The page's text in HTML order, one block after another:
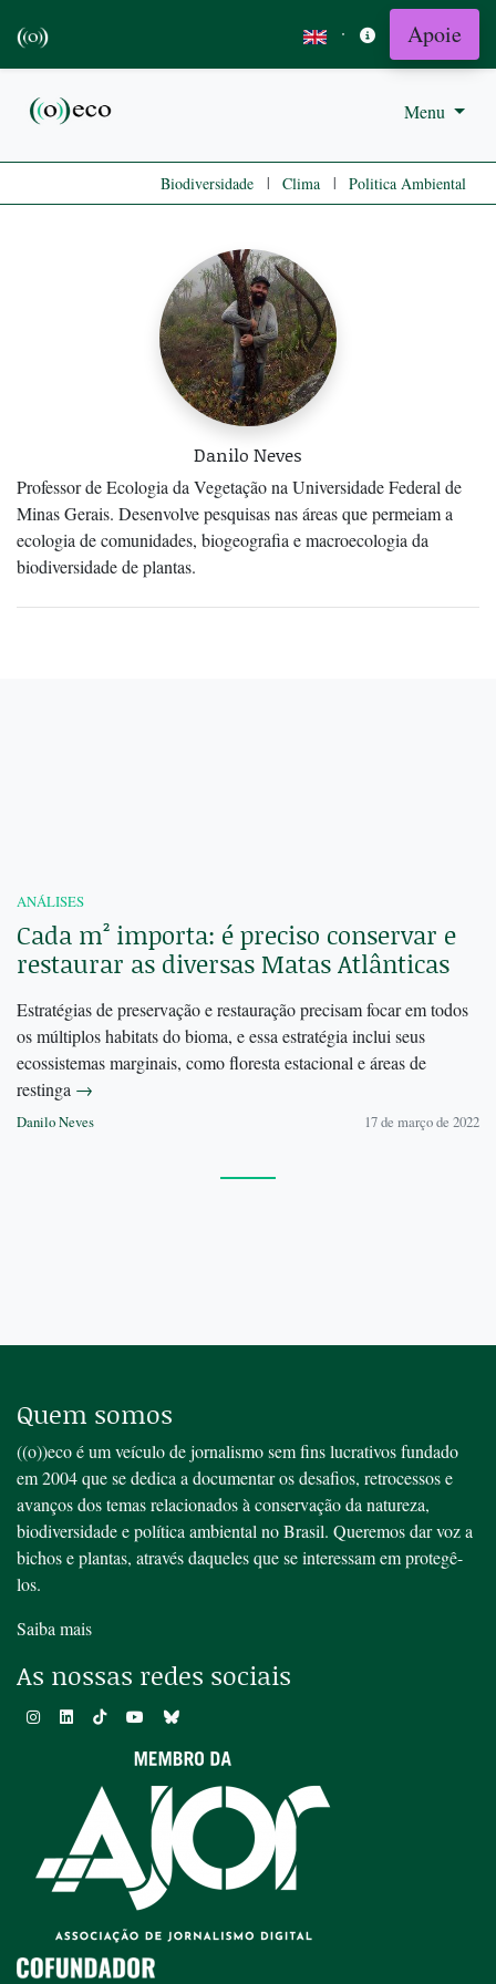
· Apoie
Menu
Biodiversidade | Clima | Politica Ambiental
Danilo Neves
Professor de Ecologia da Vegetação na Universidade Federal de
Minas Gerais. Desenvolve pesquisas nas áreas que permeiam a
ecologia de comunidades, biogeografia e macroecologia da
biodiversidade de plantas.
ANÁLISES
Cada m² importa: é preciso conservar e
restaurar as diversas Matas Atlânticas
Estratégias de preservação e restauração precisam focar em todos
os múltiplos habitats do bioma, e essa estratégia inclui seus
ecossistemas marginais, como floresta estacional e áreas de
restinga →
Danilo Neves 17 de março de 2022
Quem somos
((o))eco é um veículo de jornalismo sem fins lucrativos fundado
em 2004 que se dedica a documentar os desafios, retrocessos e
avanços dos temas relacionados à conservação da natureza,
biodiversidade e política ambiental no Brasil. Queremos dar voz a
bichos e plantas, através daqueles que se interessam em protegê-
los.
Saiba mais
As nossas redes sociais